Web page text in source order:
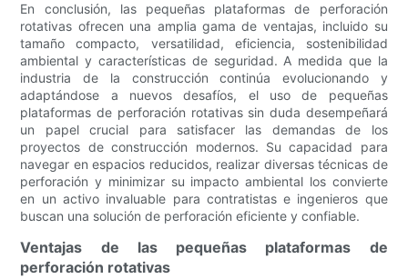
En conclusión, las pequeñas plataformas de perforación
rotativas ofrecen una amplia gama de ventajas, incluido su
tamaño compacto, versatilidad, eficiencia, sostenibilidad
ambiental y características de seguridad. A medida que la
industria de la construcción continúa evolucionando y
adaptándose a nuevos desafíos, el uso de pequeñas
plataformas de perforación rotativas sin duda desempeñará
un papel crucial para satisfacer las demandas de los
proyectos de construcción modernos. Su capacidad para
navegar en espacios reducidos, realizar diversas técnicas de
perforación y minimizar su impacto ambiental los convierte
en un activo invaluable para contratistas e ingenieros que
buscan una solución de perforación eficiente y confiable.
Ventajas de las pequeñas plataformas de
perforación rotativas